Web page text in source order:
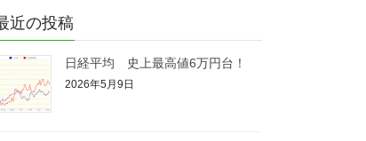
近の投稿
日経平均 史上最高値6万円台！
2026年5月9日